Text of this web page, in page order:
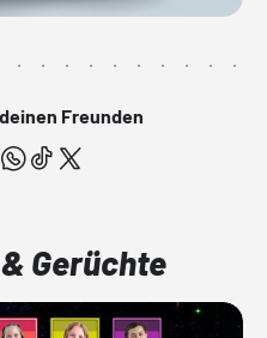
Freunden
Gerüchte